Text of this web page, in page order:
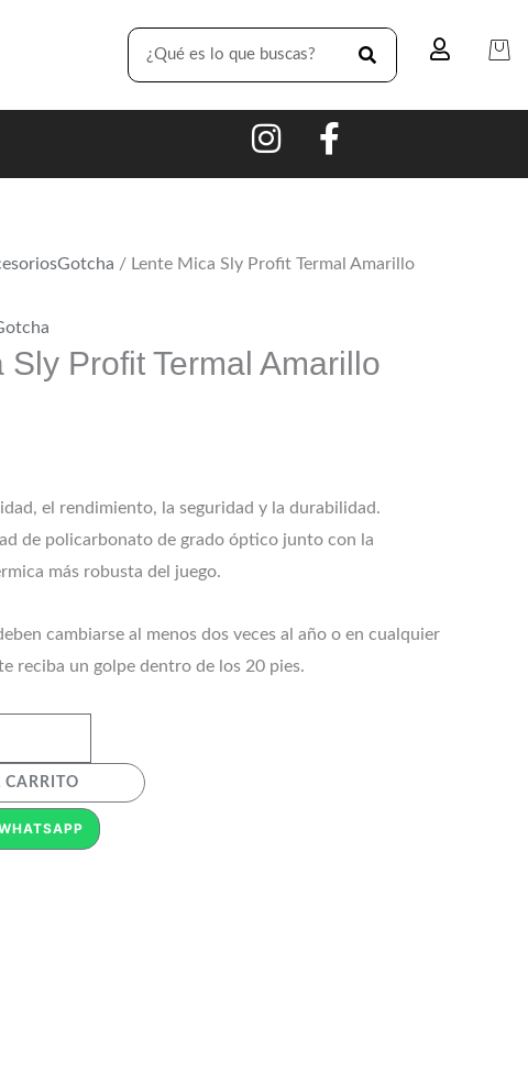
SEARCH
/ Lente Mica Sly Profit Termal Amarillo
Sly Profit Termal Amarillo
el rendimiento, la seguridad y la durabilidad.
de policarbonato de grado óptico junto con la
más robusta del juego.
cambiarse al menos dos veces al año o en cualquier
reciba un golpe dentro de los 20 pies.